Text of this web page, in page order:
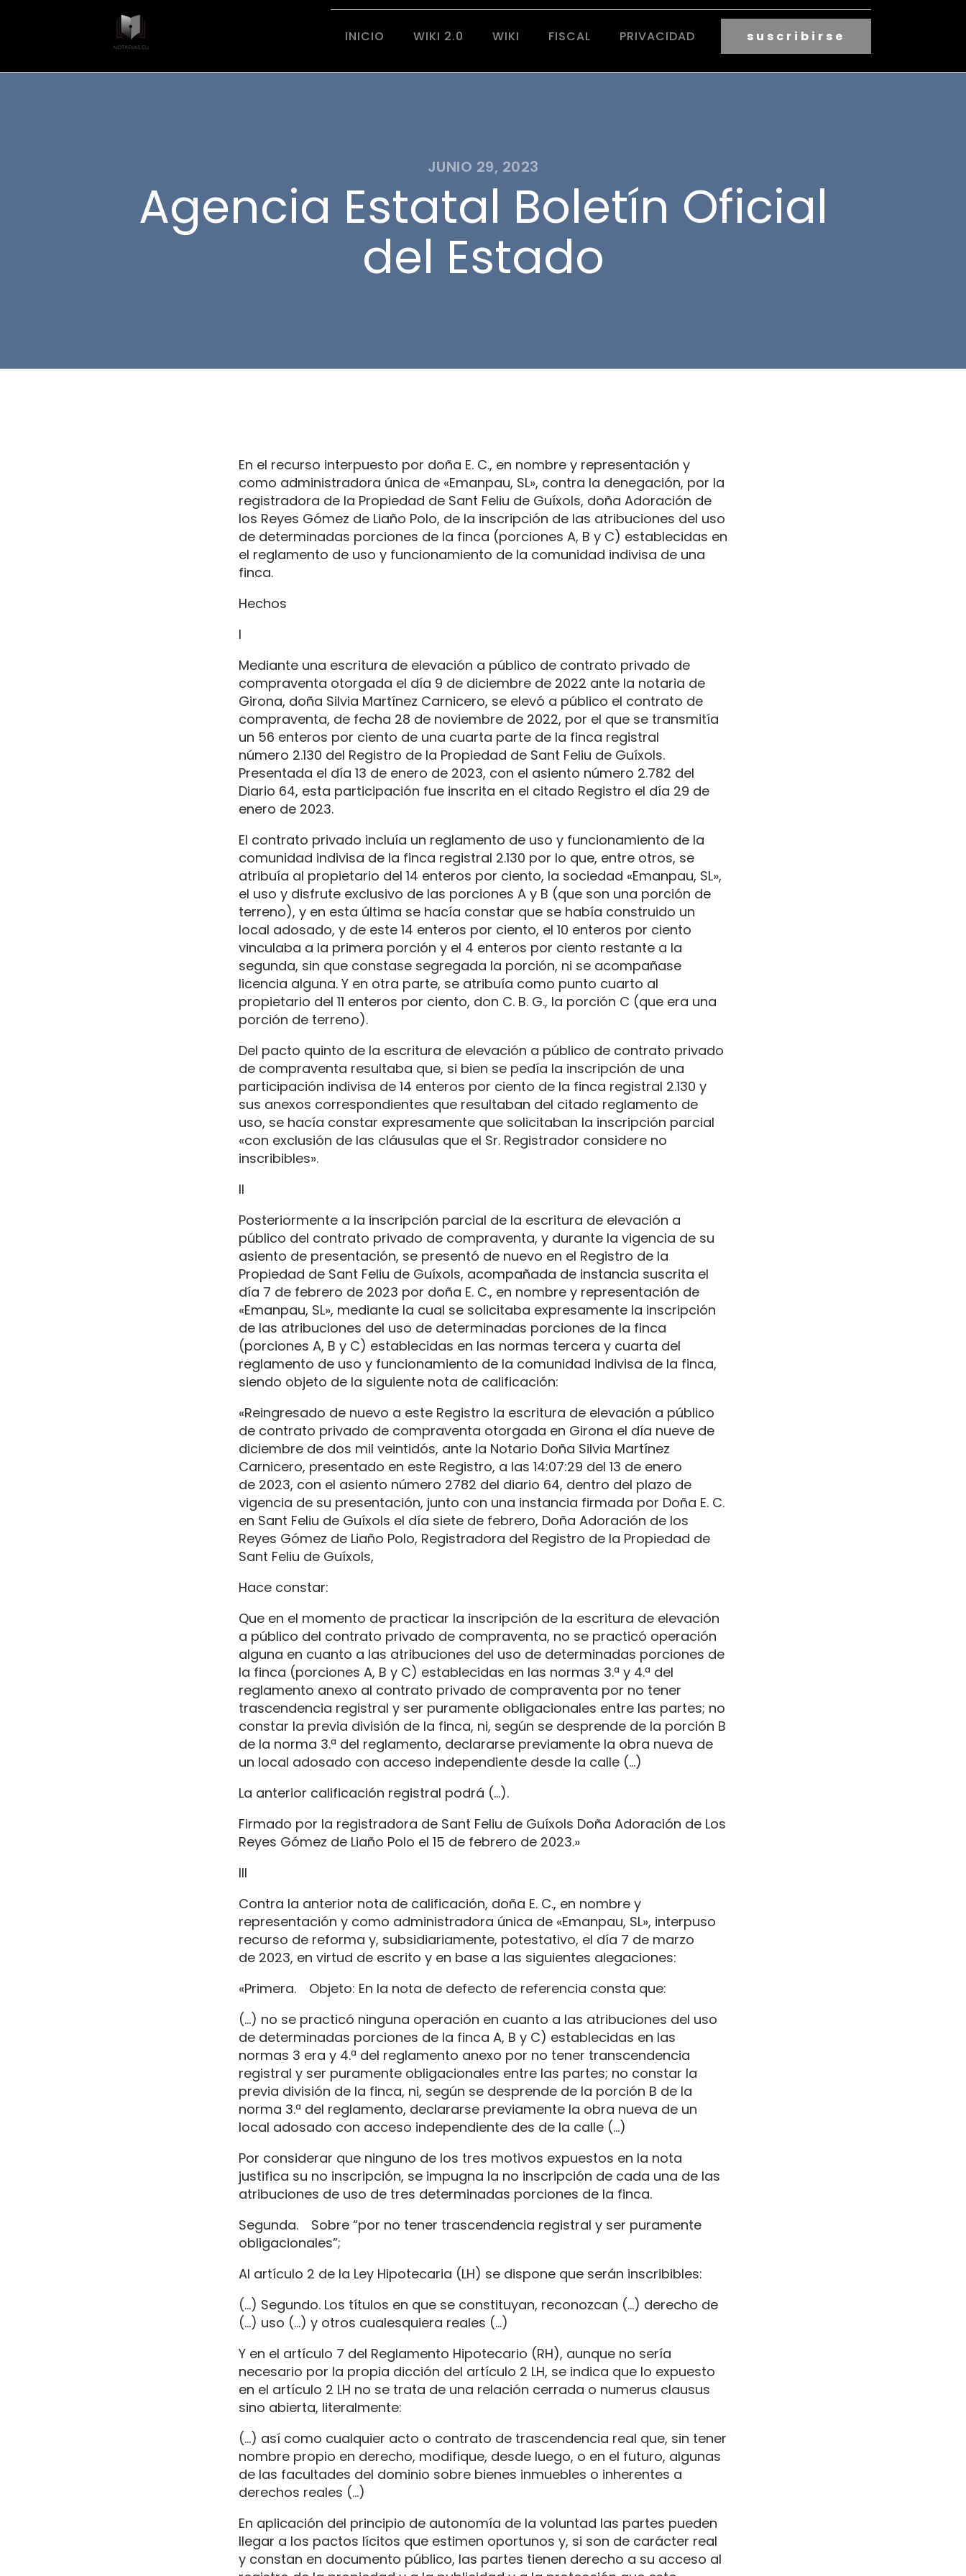
INICIO WIKI 2.0 WIKI FISCAL PRIVACIDAD suscribirse
JUNIO 29, 2023
Agencia Estatal Boletín Oficial
del Estado
En el recurso interpuesto por doña E. C., en nombre y representación y
como administradora única de «Emanpau, SL», contra la denegación, por la
registradora de la Propiedad de Sant Feliu de Guíxols, doña Adoración de
los Reyes Gómez de Liaño Polo, de la inscripción de las atribuciones del uso
de determinadas porciones de la finca (porciones A, B y C) establecidas en
el reglamento de uso y funcionamiento de la comunidad indivisa de una
finca.
Hechos
I
Mediante una escritura de elevación a público de contrato privado de
compraventa otorgada el día 9 de diciembre de 2022 ante la notaria de
Girona, doña Silvia Martínez Carnicero, se elevó a público el contrato de
compraventa, de fecha 28 de noviembre de 2022, por el que se transmitía
un 56 enteros por ciento de una cuarta parte de la finca registral
número 2.130 del Registro de la Propiedad de Sant Feliu de Guíxols.
Presentada el día 13 de enero de 2023, con el asiento número 2.782 del
Diario 64, esta participación fue inscrita en el citado Registro el día 29 de
enero de 2023.
El contrato privado incluía un reglamento de uso y funcionamiento de la
comunidad indivisa de la finca registral 2.130 por lo que, entre otros, se
atribuía al propietario del 14 enteros por ciento, la sociedad «Emanpau, SL»,
el uso y disfrute exclusivo de las porciones A y B (que son una porción de
terreno), y en esta última se hacía constar que se había construido un
local adosado, y de este 14 enteros por ciento, el 10 enteros por ciento
vinculaba a la primera porción y el 4 enteros por ciento restante a la
segunda, sin que constase segregada la porción, ni se acompañase
licencia alguna. Y en otra parte, se atribuía como punto cuarto al
propietario del 11 enteros por ciento, don C. B. G., la porción C (que era una
porción de terreno).
Del pacto quinto de la escritura de elevación a público de contrato privado
de compraventa resultaba que, si bien se pedía la inscripción de una
participación indivisa de 14 enteros por ciento de la finca registral 2.130 y
sus anexos correspondientes que resultaban del citado reglamento de
uso, se hacía constar expresamente que solicitaban la inscripción parcial
«con exclusión de las cláusulas que el Sr. Registrador considere no
inscribibles».
II
Posteriormente a la inscripción parcial de la escritura de elevación a
público del contrato privado de compraventa, y durante la vigencia de su
asiento de presentación, se presentó de nuevo en el Registro de la
Propiedad de Sant Feliu de Guíxols, acompañada de instancia suscrita el
día 7 de febrero de 2023 por doña E. C., en nombre y representación de
«Emanpau, SL», mediante la cual se solicitaba expresamente la inscripción
de las atribuciones del uso de determinadas porciones de la finca
(porciones A, B y C) establecidas en las normas tercera y cuarta del
reglamento de uso y funcionamiento de la comunidad indivisa de la finca,
siendo objeto de la siguiente nota de calificación:
«Reingresado de nuevo a este Registro la escritura de elevación a público
de contrato privado de compraventa otorgada en Girona el día nueve de
diciembre de dos mil veintidós, ante la Notario Doña Silvia Martínez
Carnicero, presentado en este Registro, a las 14:07:29 del 13 de enero
de 2023, con el asiento número 2782 del diario 64, dentro del plazo de
vigencia de su presentación, junto con una instancia firmada por Doña E. C.
en Sant Feliu de Guíxols el día siete de febrero, Doña Adoración de los
Reyes Gómez de Liaño Polo, Registradora del Registro de la Propiedad de
Sant Feliu de Guíxols,
Hace constar:
Que en el momento de practicar la inscripción de la escritura de elevación
a público del contrato privado de compraventa, no se practicó operación
alguna en cuanto a las atribuciones del uso de determinadas porciones de
la finca (porciones A, B y C) establecidas en las normas 3.ª y 4.ª del
reglamento anexo al contrato privado de compraventa por no tener
trascendencia registral y ser puramente obligacionales entre las partes; no
constar la previa división de la finca, ni, según se desprende de la porción B
de la norma 3.ª del reglamento, declararse previamente la obra nueva de
un local adosado con acceso independiente desde la calle (…)
La anterior calificación registral podrá (…).
Firmado por la registradora de Sant Feliu de Guíxols Doña Adoración de Los
Reyes Gómez de Liaño Polo el 15 de febrero de 2023.»
III
Contra la anterior nota de calificación, doña E. C., en nombre y
representación y como administradora única de «Emanpau, SL», interpuso
recurso de reforma y, subsidiariamente, potestativo, el día 7 de marzo
de 2023, en virtud de escrito y en base a las siguientes alegaciones:
«Primera. Objeto: En la nota de defecto de referencia consta que:
(…) no se practicó ninguna operación en cuanto a las atribuciones del uso
de determinadas porciones de la finca A, B y C) establecidas en las
normas 3 era y 4.ª del reglamento anexo por no tener transcendencia
registral y ser puramente obligacionales entre las partes; no constar la
previa división de la finca, ni, según se desprende de la porción B de la
norma 3.ª del reglamento, declararse previamente la obra nueva de un
local adosado con acceso independiente des de la calle (…)
Por considerar que ninguno de los tres motivos expuestos en la nota
justifica su no inscripción, se impugna la no inscripción de cada una de las
atribuciones de uso de tres determinadas porciones de la finca.
Segunda. Sobre “por no tener trascendencia registral y ser puramente
obligacionales”;
Al artículo 2 de la Ley Hipotecaria (LH) se dispone que serán inscribibles:
(…) Segundo. Los títulos en que se constituyan, reconozcan (…) derecho de
(…) uso (…) y otros cualesquiera reales (…)
Y en el artículo 7 del Reglamento Hipotecario (RH), aunque no sería
necesario por la propia dicción del artículo 2 LH, se indica que lo expuesto
en el artículo 2 LH no se trata de una relación cerrada o numerus clausus
sino abierta, literalmente:
(…) así como cualquier acto o contrato de trascendencia real que, sin tener
nombre propio en derecho, modifique, desde luego, o en el futuro, algunas
de las facultades del dominio sobre bienes inmuebles o inherentes a
derechos reales (…)
En aplicación del principio de autonomía de la voluntad las partes pueden
llegar a los pactos lícitos que estimen oportunos y, si son de carácter real
y constan en documento público, las partes tienen derecho a su acceso al